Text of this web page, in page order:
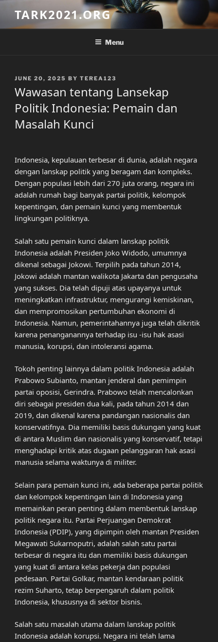
content
TARK2021.ORG
Menu
POSTED
JUNE 20, 2025 BY TEREA123
Wawasan tentang Lansekap
Politik Indonesia: Pemain dan
Masalah Kunci
Indonesia, kepulauan terbesar di dunia, adalah negara
dengan lanskap politik yang beragam dan kompleks.
Dengan populasi lebih dari 270 juta orang, negara ini
adalah rumah bagi banyak partai politik, kelompok
kepentingan, dan pemain kunci yang membentuk
lingkungan politiknya.
Salah satu pemain kunci dalam lanskap politik
Indonesia adalah Presiden Joko Widodo, umumnya
dikenal sebagai Jokowi. Terpilih pada tahun 2014,
Jokowi adalah mantan walikota Jakarta dan pengusaha
yang sukses. Dia telah dipuji atas upayanya untuk
meningkatkan infrastruktur, mengurangi kemiskinan,
dan mempromosikan pertumbuhan ekonomi di
Indonesia. Namun, pemerintahannya juga telah dikritik
karena penanganannya terhadap isu -isu hak asasi
manusia, korupsi, dan intoleransi agama.
Tokoh penting lainnya dalam politik Indonesia adalah
Prabowo Subianto, mantan jenderal dan pemimpin
partai oposisi, Gerindra. Prabowo telah mencalonkan
diri sebagai presiden dua kali, pada tahun 2014 dan
2019, dan dikenal karena pandangan nasionalis dan
konservatifnya. Dia memiliki basis dukungan yang kuat
di antara Muslim dan nasionalis yang konservatif, tetapi
menghadapi kritik atas dugaan pelanggaran hak asasi
manusia selama waktunya di militer.
Selain para pemain kunci ini, ada beberapa partai politik
dan kelompok kepentingan lain di Indonesia yang
memainkan peran penting dalam membentuk lanskap
politik negara itu. Partai Perjuangan Demokrat
Indonesia (PDIP), yang dipimpin oleh mantan Presiden
Megawati Sukarnoputri, adalah salah satu partai
terbesar di negara itu dan memiliki basis dukungan
yang kuat di antara kelas pekerja dan populasi
pedesaan. Partai Golkar, mantan kendaraan politik
rezim Suharto, tetap berpengaruh dalam politik
Indonesia, khususnya di sektor bisnis.
Salah satu masalah utama dalam lanskap politik
Indonesia adalah korupsi. Negara ini telah lama